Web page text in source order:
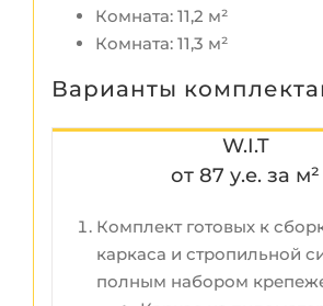
Комната: 11,2 м²
Комната: 11,3 м²
Варианты
W.I.T
от 87 у.е. за м²
Комплект готовых к
каркаса и стропильной
полным набором